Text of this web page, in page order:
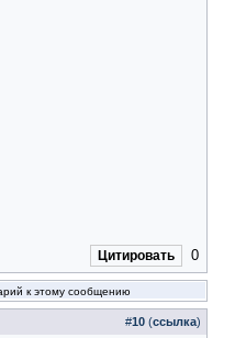
Цитировать 0
к этому сообщению
#10 (ссылка)